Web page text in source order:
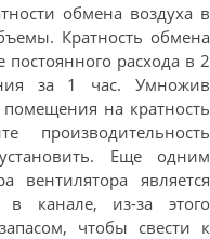
обмена воздуха в
Кратность обмена
постоянного расхода в 2
за 1 час. Умножив
на кратность
производительность
Еще одним
является
в канале, из-за этого
чтобы свести к